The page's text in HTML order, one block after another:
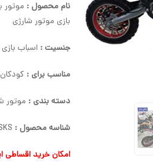
نام محصول :
بازی موتور شارژی
جنسیت : اسباب
مناسب برای : کودکان
دسته بندی : موتور
شناسه محصول :
امکان خرید